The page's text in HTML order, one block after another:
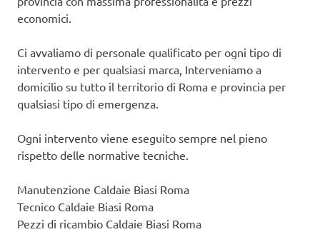
economici.
Ci avvaliamo di personale qualificato per ogni tipo di
intervento e per qualsiasi marca, Interveniamo a
domicilio su tutto il territorio di Roma e provincia per
qualsiasi tipo di emergenza.
Ogni intervento viene eseguito sempre nel pieno
rispetto delle normative tecniche.
Manutenzione Caldaie Biasi Roma
Tecnico Caldaie Biasi Roma
Pezzi di ricambio Caldaie Biasi Roma